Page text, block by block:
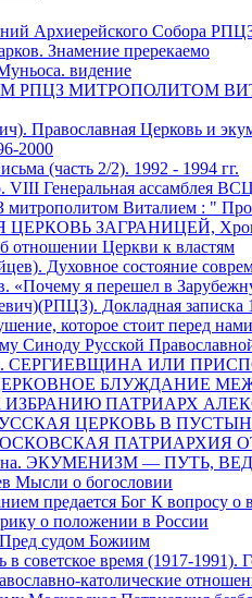
Архиерейского Собора
Знамение пререкаемо
видение
РПЦЗ МИТРОПОЛИТОМ
Православная Церковь и
2000
(часть 2/2). 1992 - 1994 гг.
Генеральная ассамблея
Виталием : "
ЗАГРАНИЦЕЙ,
отношении Церкви к властям
Духовное состояние
«Почему я перешел в
Докладная
которое стоит перед
Синоду Русской
СЕРГИЕВЩИНА ИЛИ
ЦЕРКОВНОЕ БЛУЖДАНИЕ
К ИЗБРАНИЮ ПАТРИАРХ
РУССКАЯ ЦЕРКОВЬ В
ЭКУМЕНИЗМ — ПУТЬ,
Мысли о богословии
предается Бог К вопросу
о положении в России
судом Божиим
в советское время (1917-
католические